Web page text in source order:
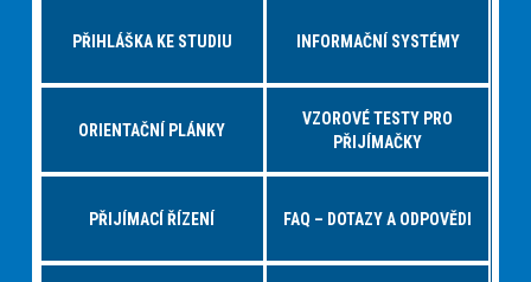
PŘIHLÁŠKA KE STUDIU INFORMAČNÍ SYSTÉMY
ORIENTAČNÍ PLÁNKY
VZOROVÉ TESTY PRO
PŘIJÍMAČKY
PŘIJÍMACÍ ŘÍZENÍ FAQ – DOTAZY A ODPOVĚDI